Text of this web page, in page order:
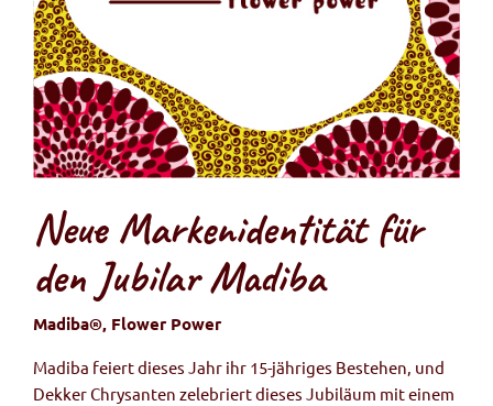
Neue Markenidentität für
den Jubilar Madiba
Madiba®, Flower Power
Madiba feiert dieses Jahr ihr 15-jähriges Bestehen, und
Dekker Chrysanten zelebriert dieses Jubiläum mit einem